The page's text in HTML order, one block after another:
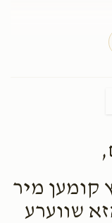
Yoel
Nathan
Ozer FriedYoel
2 months ago
קומען מיר
שווערע